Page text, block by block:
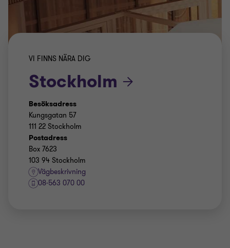
VI FINNS NÄRA DIG
Stockholm
Besöksadress
Kungsgatan 57
111 22 Stockholm
Postadress
Box 7623
103 94 Stockholm
Vägbeskrivning
08-563 070 00